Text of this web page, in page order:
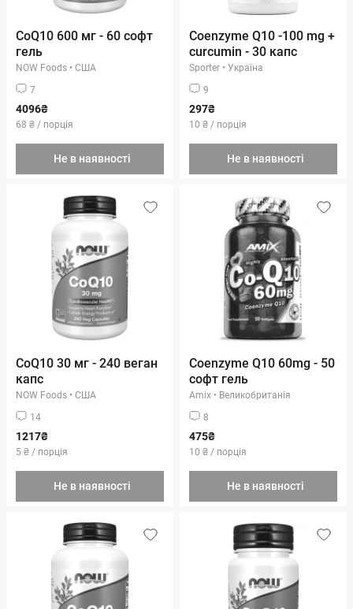
CoQ10 600 мг - 60 софт
гель
NOW Foods • США
7
4096₴
68 ₴ / порція
Не в наявності
Coenzyme Q10 -100 mg +
curcumin - 30 капс
Sporter • Україна
9
297₴
10 ₴ / порція
Не в наявності
CoQ10 30 мг - 240 веган
капс
NOW Foods • США
14
1217₴
5 ₴ / порція
Не в наявності
Coenzyme Q10 60mg - 50
софт гель
Amix • Великобританія
8
475₴
10 ₴ / порція
Не в наявності